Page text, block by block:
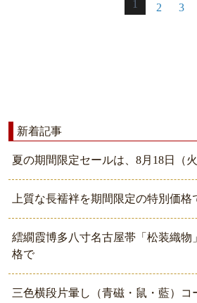
1 2 3
新着記事
夏の期間限定セールは、8月18日（
上質な長襦袢を期間限定の特別価格
繧繝霞博多八寸名古屋帯「松装織物
格で
三色横段片暈し（青磁・鼠・藍）コ